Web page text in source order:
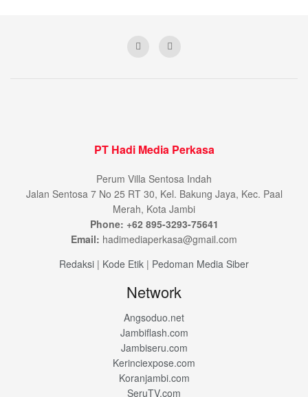
PT Hadi Media Perkasa
Perum Villa Sentosa Indah
Jalan Sentosa 7 No 25 RT 30, Kel. Bakung Jaya, Kec. Paal
Merah, Kota Jambi
Phone: +62 895-3293-75641
Email: hadimediaperkasa@gmail.com
Redaksi | Kode Etik | Pedoman Media Siber
Network
Angsoduo.net
Jambiflash.com
Jambiseru.com
Kerinciexpose.com
Koranjambi.com
SeruTV.com